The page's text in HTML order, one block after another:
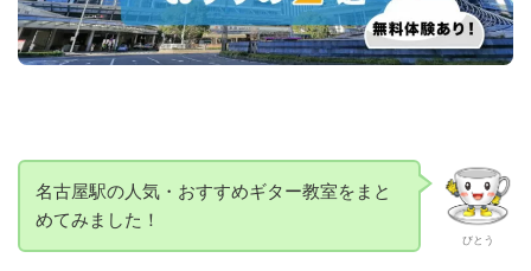
びとう
名古屋駅の人気・おすすめギター教室をまと
めてみました！